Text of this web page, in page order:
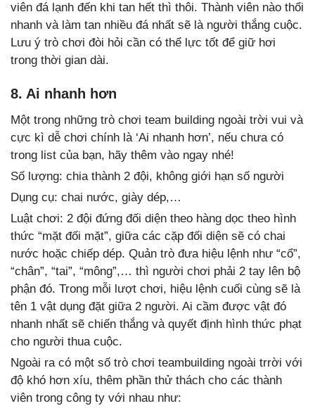
viên đá lạnh đến khi tan hết thì thôi. Thành viên nào thổi
nhanh và làm tan nhiều đá nhất sẽ là người thắng cuộc.
Lưu ý trò chơi đòi hỏi cần có thể lực tốt để giữ hơi
trong thời gian dài.
8. Ai nhanh hơn
Một trong những trò chơi team building ngoài trời vui và
cực kì dễ chơi chính là ‘Ai nhanh hơn’, nếu chưa có
trong list của bạn, hãy thêm vào ngay nhé!
Số lượng: chia thành 2 đội, không giới hạn số người
Dụng cụ: chai nước, giày dép,…
Luật chơi: 2 đội đứng đối diện theo hàng dọc theo hình
thức “mặt đối mặt”, giữa các cặp đối diện sẽ có chai
nước hoặc chiếp dép. Quản trò đưa hiệu lệnh như “cổ”,
“chân”, “tai”, “mông”,… thì người chơi phải 2 tay lên bộ
phận đó. Trong mỗi lượt chơi, hiệu lệnh cuối cùng sẽ là
tên 1 vật dụng đặt giữa 2 người. Ai cầm được vật đó
nhanh nhất sẽ chiến thắng và quyết định hình thức phạt
cho người thua cuộc.
Ngoài ra có một số trò chơi teambuilding ngoài trrời với
độ khó hơn xíu, thêm phần thử thách cho các thành
viên trong công ty với nhau như: